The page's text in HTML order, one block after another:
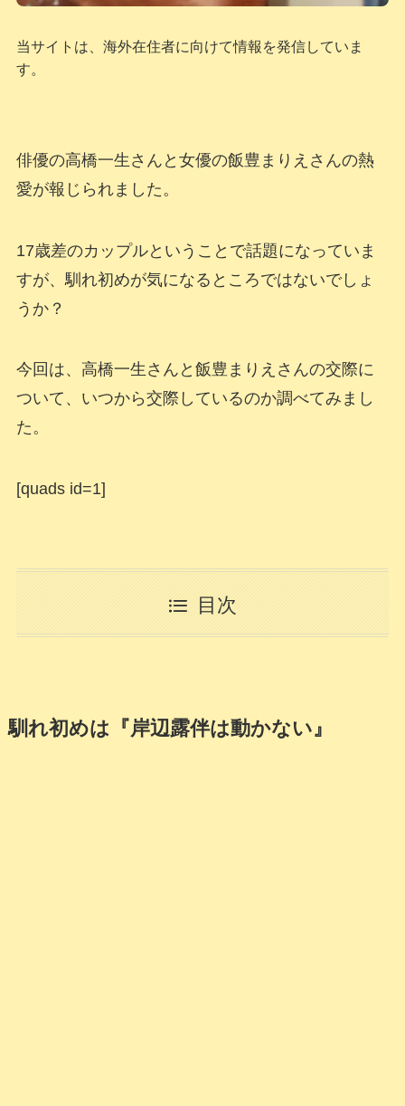
当サイトは、海外在住者に向けて情報を発信していま
す。
俳優の高橋一生さんと女優の飯豊まりえさんの熱
愛が報じられました。
17歳差のカップルということで話題になっていま
すが、馴れ初めが気になるところではないでしょ
うか？
今回は、高橋一生さんと飯豊まりえさんの交際に
ついて、いつから交際しているのか調べてみまし
た。
[quads id=1]
目次
馴れ初めは『岸辺露伴は動かない』